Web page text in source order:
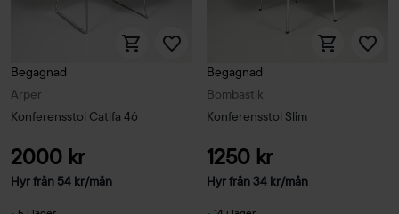
Arper
Begagnad
Konferensstol Catifa 46
2000 kr
Hyr från 54 kr/mån
Bombastik
Begagnad
Konferensstol Slim
1250 kr
Hyr från34 kr/mån